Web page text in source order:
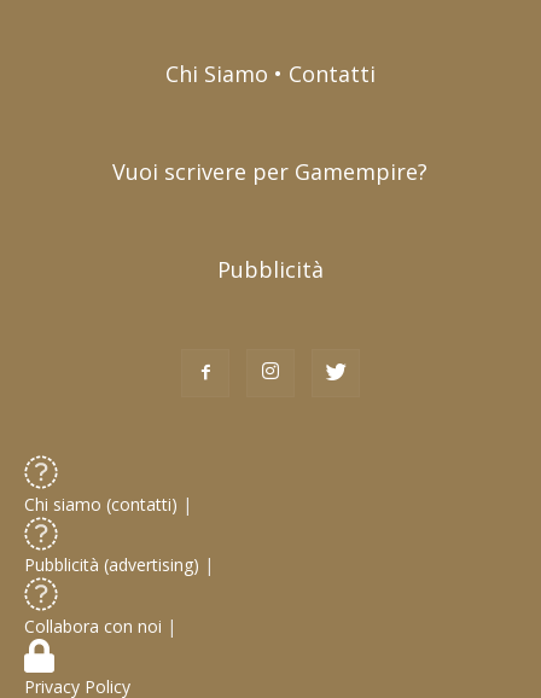
Chi Siamo • Contatti
Vuoi scrivere per Gamempire?
Pubblicità
Chi siamo (contatti) |
Pubblicità (advertising) |
Collabora con noi |
Privacy Policy